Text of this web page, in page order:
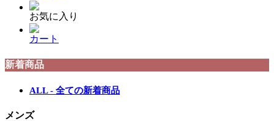
お気に入り
カート
新着商品
ALL - 全ての新着商品
メンズ